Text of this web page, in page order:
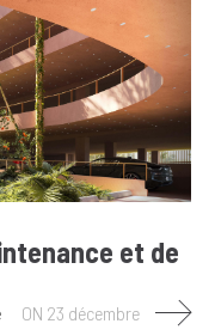
et de
ON 23 décembre